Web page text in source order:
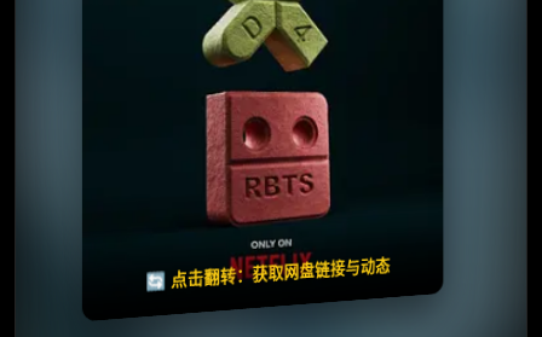
🔄 点击翻转：获取网盘链接与动态
🧧️